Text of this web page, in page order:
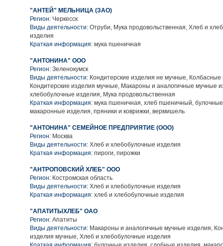
"АНТЕЙ" МЕЛЬНИЦА (ЗАО)
Регион: Черкесск
Виды деятельности: Отруби, Мука продовольственная, Хлеб и
изделия
Краткая информация: мука пшеничная
"АНТОНИНА" ООО
Регион: Зеленокумск
Виды деятельности: Кондитерские изделия не мучные, Колбасные
Кондитерские изделия мучные, Макароны и аналогичные мучные
хлебобулочные изделия, Мука продовольственная
Краткая информация: мука пшеничная, хлеб пшеничный,
макаронные изделия, пряники и коврижки, вермишель
"АНТОНИНА" СЕМЕЙНОЕ ПРЕДПРИЯТИЕ (ООО)
Регион: Москва
Виды деятельности: Хлеб и хлебобулочные изделия
Краткая информация: пироги, пирожки
"АНТРОПОВСКИЙ ХЛЕБ" ООО
Регион: Костромская область
Виды деятельности: Хлеб и хлебобулочные изделия
Краткая информация: хлеб и хлебобулочные изделия
"АПАТИТЫХЛЕБ" ОАО
Регион: Апатиты
Виды деятельности: Макароны и аналогичные мучные изделия,
изделия мучные, Хлеб и хлебобулочные изделия